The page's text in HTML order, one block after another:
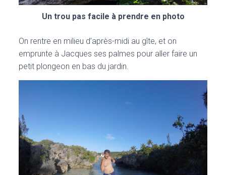
Un trou pas facile à prendre en photo
On rentre en milieu d’après-midi au gîte, et on
emprunte à Jacques ses palmes pour aller faire un
petit plongeon en bas du jardin.